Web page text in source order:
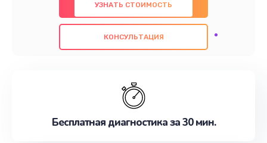
использованием оригинальных компонентов, а
также гарантируем качество всех
проведенных работ. Наша цель - предоставить
наилучшим образом. Не медлите записаться на
УЗНАТЬ СТОИМОСТЬ
КОНСУЛЬТАЦИЯ
Бесплатная диагностика за 30 мин.